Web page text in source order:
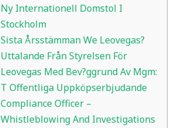
Ny Internationell Domstol I
Stockholm
Sista Årsstämman We Leovegas?
Uttalande Från Styrelsen För
Leovegas Med Bev?ggrund Av Mgm:
T Offentliga Uppköpserbjudande
Compliance Officer –
Whistleblowing And Investigations